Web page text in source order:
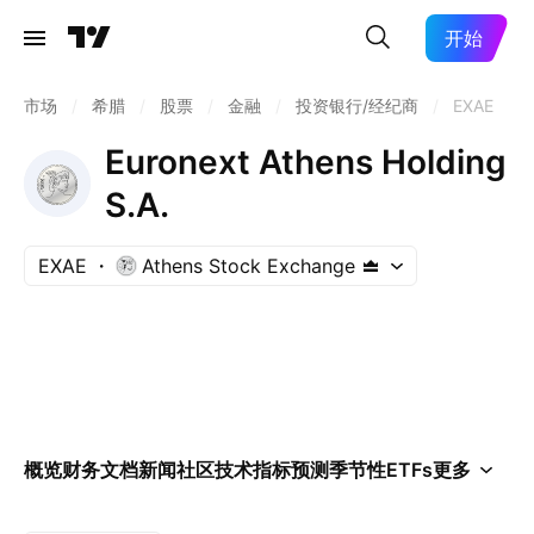
开始
市场 希腊 股票 金融 投资银行/经纪商 EXAE
Euronext Athens Holding
S.A.
EXAE Athens Stock Exchange
概览财务文档新闻社区技术指标预测季节性ETFs更多